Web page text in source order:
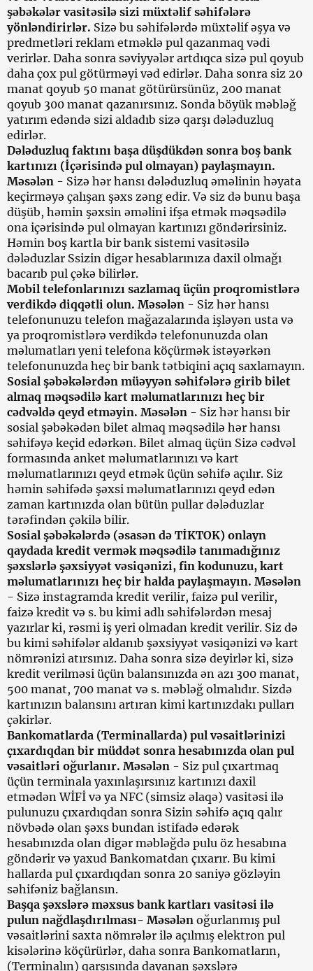
şəbəkələr vasitəsilə sizi müxtəlif səhifələrə
yönləndirirlər. Sizə bu səhifələrdə müxtəlif əşya və
predmetləri reklam etməklə pul qazanmaq vədi
verirlər. Daha sonra səviyyələr artdıqca sizə pul qoyub
daha çox pul götürməyi vəd edirlər. Daha sonra siz 20
manat qoyub 50 manat götürürsünüz, 200 manat
qoyub 300 manat qazanırsınız. Sonda böyük məbləğ
yatırım edəndə sizi aldadıb sizə qarşı dələduzluq
edirlər.
Dələduzluq faktını başa düşdükdən sonra boş bank
kartınızı (İçərisində pul olmayan) paylaşmayın.
Məsələn - Sizə hər hansı dələduzluq əməlinin həyata
keçirməyə çalışan şəxs zəng edir. Və siz də bunu başa
düşüb, həmin şəxsin əməlini ifşa etmək məqsədilə
ona içərisində pul olmayan kartınızı göndərirsiniz.
Həmin boş kartla bir bank sistemi vasitəsilə
dələduzlar Ssizin digər hesablarınıza daxil olmağı
bacarıb pul çəkə bilirlər.
Mobil telefonlarınızı sazlamaq üçün proqromistlərə
verdikdə diqqətli olun. Məsələn - Siz hər hansı
telefonunuzu telefon mağazalarında işləyən usta və
ya proqromistlərə verdikdə telefonunuzda olan
məlumatları yeni telefona köçürmək istəyərkən
telefonunuzda heç bir bank tətbiqini açıq saxlamayın.
Sosial şəbəkələrdən müəyyən səhifələrə girib bilet
almaq məqsədilə kart məlumatlarınızı heç bir
cədvəldə qeyd etməyin. Məsələn - Siz hər hansı bir
sosial şəbəkədən bilet almaq məqsədilə hər hansı
səhifəyə keçid edərkən. Bilet almaq üçün Sizə cədvəl
formasında anket məlumatlarınızı və kart
məlumatlarınızı qeyd etmək üçün səhifə açılır. Siz
həmin səhifədə şəxsi məlumatlarınızı qeyd edən
zaman kartınızda olan bütün pullar dələduzlar
tərəfindən çəkilə bilir.
Sosial şəbəkələrdə (əsasən də TİKTOK) onlayn
qaydada kredit vermək məqsədilə tanımadığınız
şəxslərlə şəxsiyyət vəsiqənizi, fin kodunuzu, kart
məlumatlarınızı heç bir halda paylaşmayın. Məsələn
- Sizə instagramda kredit verilir, faizə pul verilir,
faizə kredit və s. bu kimi adlı səhifələrdən mesaj
yazırlar ki, rəsmi iş yeri olmadan kredit verilir. Siz də
bu kimi səhifələr aldanıb şəxsiyyət vəsiqənizi və kart
nömrənizi atırsınız. Daha sonra sizə deyirlər ki, sizə
kredit verilməsi üçün balansınızda ən azı 300 manat,
500 manat, 700 manat və s. məbləğ olmalıdır. Sizdə
kartınızın balansını artıran kimi kartınızdakı pulları
çəkirlər.
Bankomatlarda (Terminallarda) pul vəsaitlərinizi
çıxardıqdan bir müddət sonra hesabınızda olan pul
vəsaitləri oğurlanır. Məsələn - Siz pul çıxartmaq
üçün terminala yaxınlaşırsınız kartınızı daxil
etmədən WİFİ və ya NFC (simsiz əlaqə) vasitəsi ilə
pulunuzu çıxardıqdan sonra Sizin səhifə açıq qalır
növbədə olan şəxs bundan istifadə edərək
hesabınızda olan digər məbləğdə pulu öz hesabına
göndərir və yaxud Bankomatdan çıxarır. Bu kimi
hallarda pul çıxardıqdan sonra 20 saniyə gözləyin
səhifəniz bağlansın.
Başqa şəxslərə məxsus bank kartları vasitəsi ilə
pulun nağdlaşdırılması- Məsələn oğurlanmış pul
vəsaitlərini saxta nömrələr ilə açılmış elektron pul
kisələrinə köçürürlər, daha sonra Bankomatların,
(Terminalın) qarşısında dayanan şəxslərə